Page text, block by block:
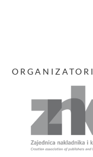
ORGANIZATORI